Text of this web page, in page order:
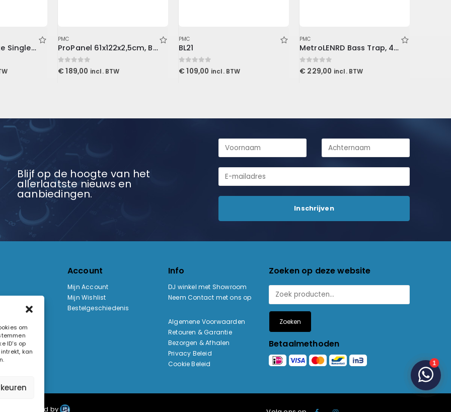
om
ID's op
kan
Pulse 16 DX Dante Singlemode
PMC
ProPanel 61x122x2,5cm, Beveled Edge, Slate
0out of 5
€ 189,00 incl. BTW
PMC
BL21
0out of 5
€ 109,00 incl. BTW
PMC
MetroLENRD Bass Trap, 4-Pack 2-30x30x60cm, Charcoal
0out of 5
€ 229,00 incl. BTW
Blijf op de hoogte van het
allerlaatste nieuws en
aanbiedingen.
Account
Mijn Account
Mijn Wishlist
Bestelgeschiedenis
Info
DJ winkel met Showroom
Neem Contact met ons op
Algemene Voorwaarden
Retouren & Garantie
Bezorgen & Afhalen
Privacy Beleid
Cookie Beleid
Zoeken op deze website
Zoeken
Betaalmethoden
Pixiefied by